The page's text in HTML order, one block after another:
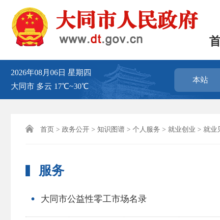
2026年08月06日 星期四
大同市 多云 17℃~30℃
本站
 首页 > 政务公开 > 知识图谱 > 个人服务 > 就业创业 > 就业
服务
大同市公益性零工市场名录